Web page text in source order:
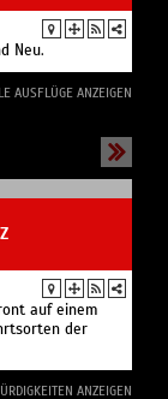
auf einem
der